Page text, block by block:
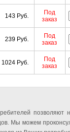
143 Руб.
Под
заказ
239 Руб.
Под
заказ
1024 Руб.
Под
заказ
позволяют
Мы можем